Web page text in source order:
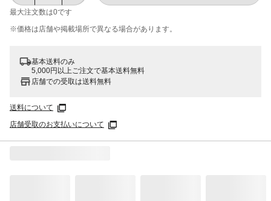
最大注文数は0です
※価格は​店舗や​掲載場所で​異なる​場合が​あります。
基本送料のみ
5,000円以上ご注文で基本送料無料
店舗での受取は送料無料
送料について
店舗受取のお支払いについて